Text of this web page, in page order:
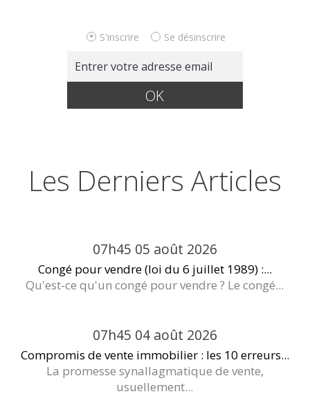
S'inscrire Se désinscrire
Les Derniers Articles
07h45 05 août 2026
Congé pour vendre (loi du 6 juillet 1989) :...
Qu'est-ce qu'un congé pour vendre ? Le congé...
07h45 04 août 2026
Compromis de vente immobilier : les 10 erreurs...
La promesse synallagmatique de vente,
usuellement...